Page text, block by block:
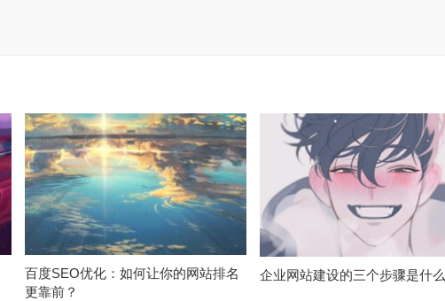
百度SEO优化：如何让你的网站排名
更靠前？
企业网站建设的三个步骤是什么